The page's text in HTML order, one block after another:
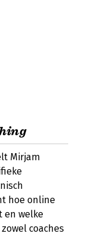
Mirjam
hoe online
en welke
coaches